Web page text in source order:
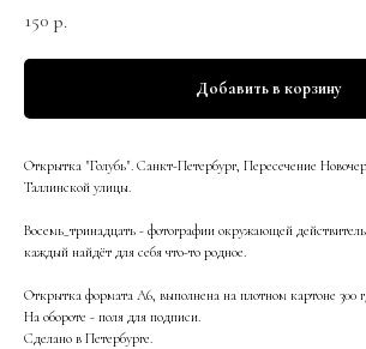
150 р.
Добавить в корзину
Открытка "Голубь". Санкт-Петербург, Пересечение
Таллинской улицы.
Восемь_тринадцать - фотографии окружающей
каждый найдёт для себя что-то родное.
Открытка формата А6, выполнена на плотном картоне 300
На обороте - поля для подписи.
Сделано в Петербурге.